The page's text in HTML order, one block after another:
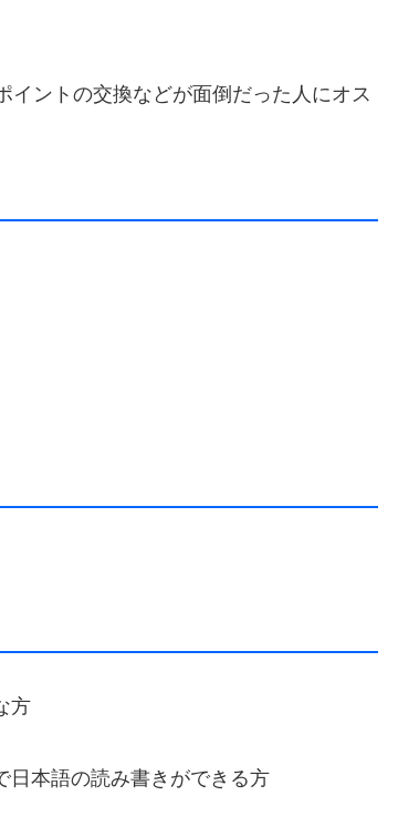
イントの交換などが面倒だった人にオス
方
日本語の読み書きができる方